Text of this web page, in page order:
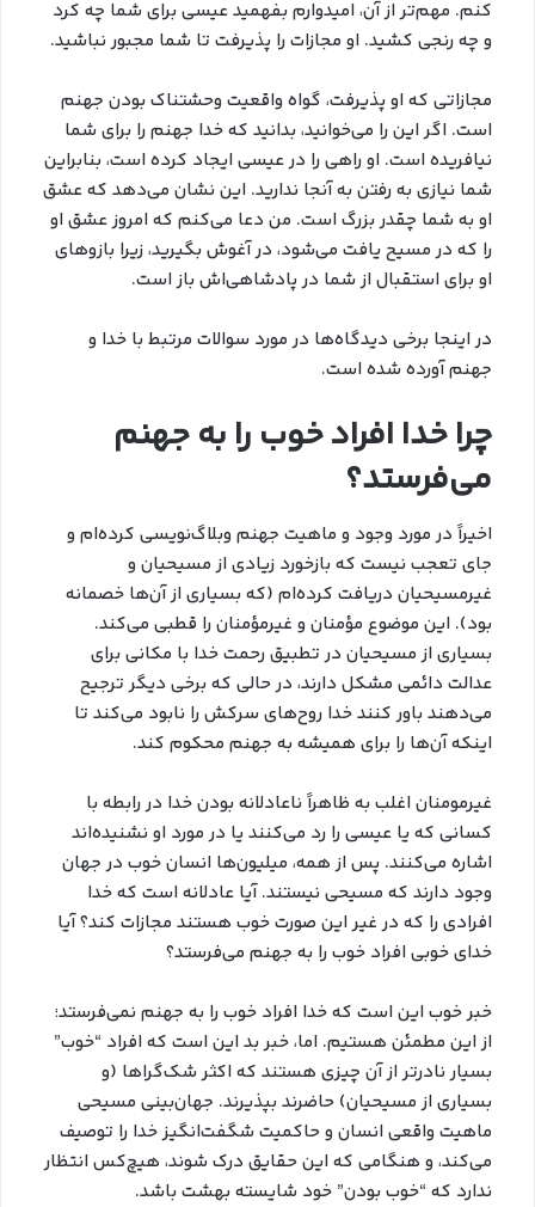
کنم. مهم‌تر از آن، امیدوارم بفهمید عیسی برای شما چه کرد
و چه رنجی کشید. او مجازات را پذیرفت تا شما مجبور نباشید.
مجازاتی که او پذیرفت، گواه واقعیت وحشتناک بودن جهنم
است. اگر این را می‌خوانید، بدانید که خدا جهنم را برای شما
نیافریده است. او راهی را در عیسی ایجاد کرده است، بنابراین
شما نیازی به رفتن به آنجا ندارید. این نشان می‌دهد که عشق
او به شما چقدر بزرگ است. من دعا می‌کنم که امروز عشق او
را که در مسیح یافت می‌شود، در آغوش بگیرید، زیرا بازوهای
او برای استقبال از شما در پادشاهی‌اش باز است.
در اینجا برخی دیدگاه‌ها در مورد سوالات مرتبط با خدا و
جهنم آورده شده است.
چرا خدا افراد خوب را به جهنم
می‌فرستد؟
اخیراً در مورد وجود و ماهیت جهنم وبلاگ‌نویسی کرده‌ام و
جای تعجب نیست که بازخورد زیادی از مسیحیان و
غیرمسیحیان دریافت کرده‌ام (که بسیاری از آن‌ها خصمانه
بود). این موضوع مؤمنان و غیرمؤمنان را قطبی می‌کند.
بسیاری از مسیحیان در تطبیق رحمت خدا با مکانی برای
عدالت دائمی مشکل دارند، در حالی که برخی دیگر ترجیح
می‌دهند باور کنند خدا روح‌های سرکش را نابود می‌کند تا
اینکه آن‌ها را برای همیشه به جهنم محکوم کند.
غیرمومنان اغلب به ظاهراً ناعادلانه بودن خدا در رابطه با
کسانی که یا عیسی را رد می‌کنند یا در مورد او نشنیده‌اند
اشاره می‌کنند. پس از همه، میلیون‌ها انسان خوب در جهان
وجود دارند که مسیحی نیستند. آیا عادلانه است که خدا
افرادی را که در غیر این صورت خوب هستند مجازات کند؟ آیا
خدای خوبی افراد خوب را به جهنم می‌فرستد؟
خبر خوب این است که خدا افراد خوب را به جهنم نمی‌فرستد؛
از این مطمئن هستیم. اما، خبر بد این است که افراد “خوب”
بسیار نادرتر از آن چیزی هستند که اکثر شک‌گراها (و
بسیاری از مسیحیان) حاضرند بپذیرند. جهان‌بینی مسیحی
ماهیت واقعی انسان و حاکمیت شگفت‌انگیز خدا را توصیف
می‌کند، و هنگامی که این حقایق درک شوند، هیچ‌کس انتظار
ندارد که “خوب بودن” خود شایسته بهشت باشد.